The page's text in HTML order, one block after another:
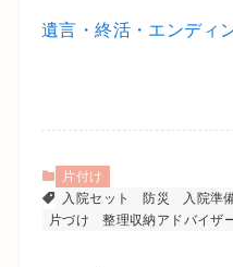
遺言・終活・エンディ
片付け
入院セット
防災 入院準
片づけ
整理収納アドバイザ